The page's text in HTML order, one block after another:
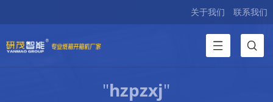
关于我们 联系我们
"hzpzxj"